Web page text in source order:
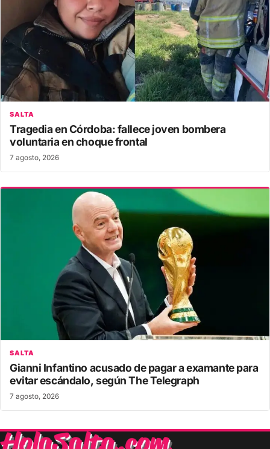
SALTA
Tragedia en Córdoba: fallece joven bombera
voluntaria en choque frontal
7 agosto, 2026
SALTA
Gianni Infantino acusado de pagar a examante para
evitar escándalo, según The Telegraph
7 agosto, 2026